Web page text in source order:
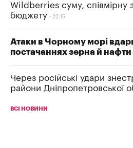
Wildberries суму, співмірну
бюджету
22:15
Атаки в Чорному морі
постачаннях зерна й нафти
Через російські удари
райони Дніпропетровської
ВСІ НОВИНИ